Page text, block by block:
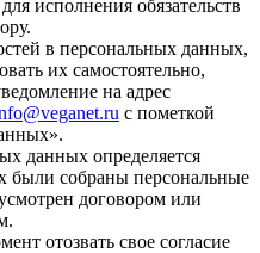
исполнения обязательств
в персональных данных,
их самостоятельно,
на адрес
с пометкой
данных определяется
были собраны персональные
договором или
отозвать свое согласие